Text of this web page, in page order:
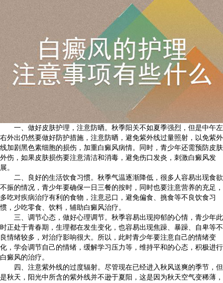
一、做好皮肤护理，注意防晒。秋季阳关不如夏季强烈，但是中午左
右外出仍然要做好防护措施，注意防晒，避免紫外线过量照射，以免紫外
线加剧黑色素细胞的损伤，加重白癜风病情。同时，青少年还需预防皮肤
外伤，如果皮肤损伤要注意清洁和消毒，避免伤口发炎，刺激白癜风发
展。
二、良好的生活饮食习惯。秋季气温逐渐降低，很多人容易出现食欲
不振的情况，青少年要确保一日三餐的按时，同时也要注意营养的充足，
多吃对疾病治疗有利的食物，注意忌口，避免偏食、挑食等不良饮食习
惯，少吃零食、饮料，辅助白癜风治疗。
三、调节心态，做好心理调节。秋季容易出现抑郁的心情，青少年此
时正处于青春期，生理都在发生变化，也容易出现焦躁、暴躁、自卑等不
良情绪较多，对治疗影响很大。所以，此时青少年要注意自己的情绪变
化，学会调节自己的情绪，缓解学习压力等，维持平和的心态，积极进行
白癜风的治疗。
四、注意紫外线的过度辐射。尽管现在已经进入秋风送爽的季节，但
是秋天，阳光中所含的紫外线并不逊于夏阳，这是因为秋天空气变稀薄，